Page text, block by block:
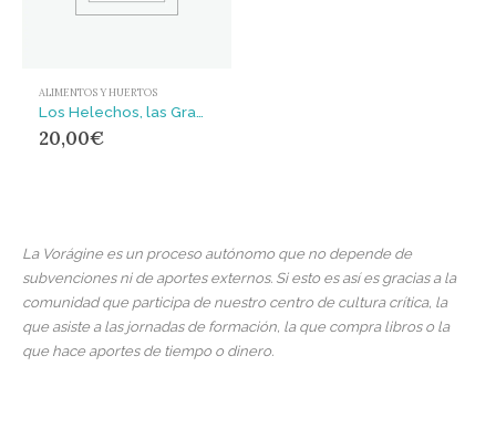
ALIMENTOS Y HUERTOS
Los Helechos, las Gramíneas y las Rosas silvestres en Cantabria
20,00€
La Vorágine es un proceso autónomo que no depende de
subvenciones ni de aportes externos. Si esto es así es gracias a la
comunidad que participa de nuestro centro de cultura crítica, la
que asiste a las jornadas de formación, la que compra libros o la
que hace aportes de tiempo o dinero.